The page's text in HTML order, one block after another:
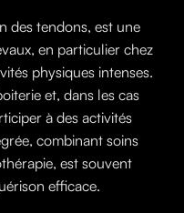
des tendons, est une
en particulier chez
physiques intenses.
et, dans les cas
à des activités
combinant soins
est souvent
efficace.